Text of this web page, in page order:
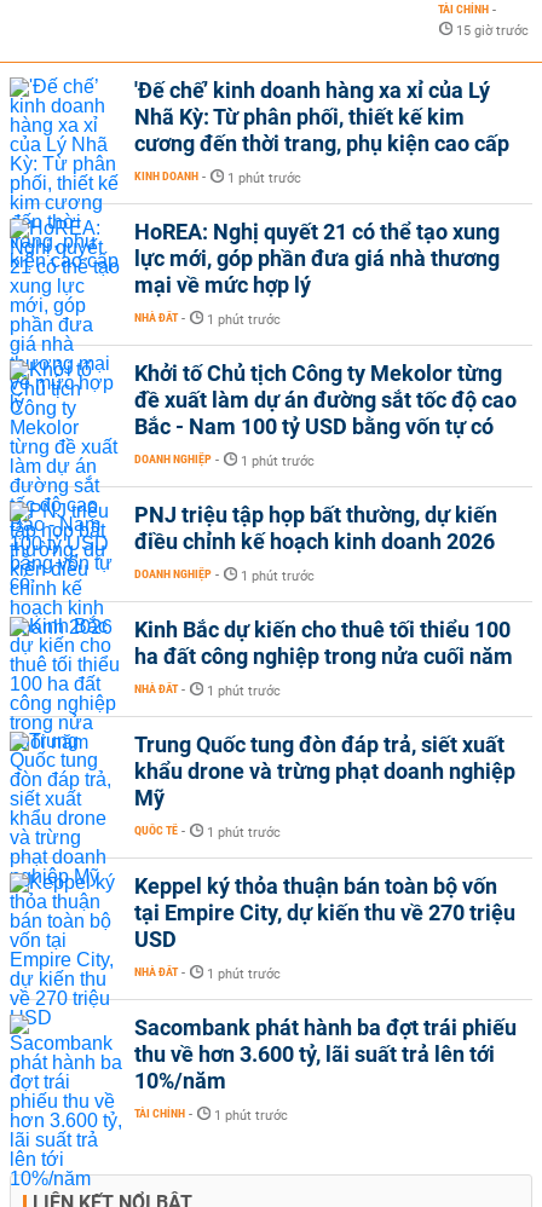
TÀI CHÍNH -
15 giờ trước
'Đế chế’ kinh doanh hàng xa xỉ của Lý
Nhã Kỳ: Từ phân phối, thiết kế kim
cương đến thời trang, phụ kiện cao cấp
KINH DOANH - 1 phút trước
HoREA: Nghị quyết 21 có thể tạo xung
lực mới, góp phần đưa giá nhà thương
mại về mức hợp lý
NHÀ ĐẤT - 1 phút trước
Khởi tố Chủ tịch Công ty Mekolor từng
đề xuất làm dự án đường sắt tốc độ cao
Bắc - Nam 100 tỷ USD bằng vốn tự có
DOANH NGHIỆP - 1 phút trước
PNJ triệu tập họp bất thường, dự kiến
điều chỉnh kế hoạch kinh doanh 2026
DOANH NGHIỆP - 1 phút trước
Kinh Bắc dự kiến cho thuê tối thiểu 100
ha đất công nghiệp trong nửa cuối năm
NHÀ ĐẤT - 1 phút trước
Trung Quốc tung đòn đáp trả, siết xuất
khẩu drone và trừng phạt doanh nghiệp
Mỹ
QUỐC TẾ - 1 phút trước
Keppel ký thỏa thuận bán toàn bộ vốn
tại Empire City, dự kiến thu về 270 triệu
USD
NHÀ ĐẤT - 1 phút trước
Sacombank phát hành ba đợt trái phiếu
thu về hơn 3.600 tỷ, lãi suất trả lên tới
10%/năm
TÀI CHÍNH - 1 phút trước
LIÊN KẾT NỔI BẬT